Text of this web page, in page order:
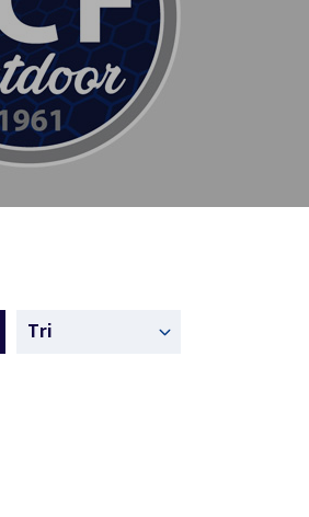
Tri